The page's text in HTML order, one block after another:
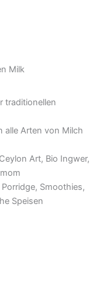
Milk
traditionellen
alle Arten von Milch
Art, Bio Ingwer,
Smoothies,
Speisen